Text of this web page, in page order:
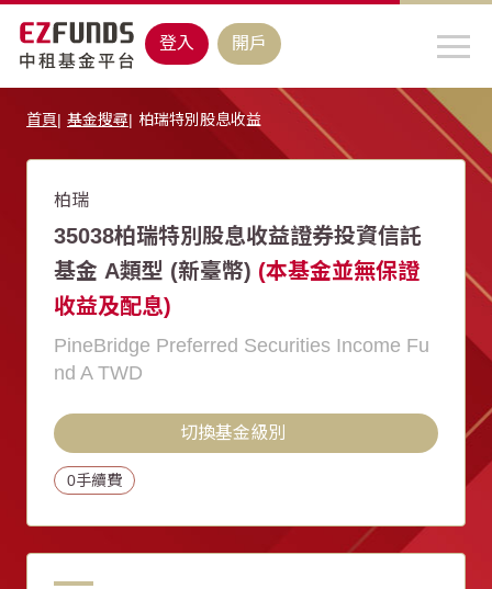
登入 開戶
首頁 基金搜尋 柏瑞特別股息收益
柏瑞
35038柏瑞特別股息收益證券投資信託
基金 A類型 (新臺幣) (本基金並無保證
收益及配息)
PineBridge Preferred Securities Income Fu
nd A TWD
切換基金級別
0手續費